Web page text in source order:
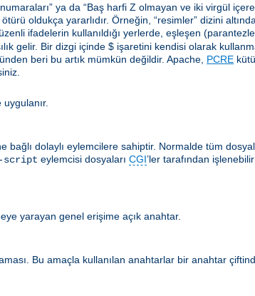
ya da “Baş harfi Z olmayan ve iki virgül
oldukça yararlıdır. Örneğin, “resimler” dizini
ifadelerin kullanıldığı yerlerde, eşleşen
gelir. Bir dizgi içinde $ işaretini kendisi olarak
beri bu artık mümkün değildir. Apache, PCRE
dolaylı eylemcilere sahiptir. Normalde tüm
script eylemcisi dosyaları CGI’ler tarafından
yarayan genel erişime açık anahtar.
Bu amaçla kullanılan anahtarlar bir anahtar